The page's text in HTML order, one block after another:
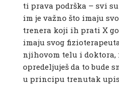
ti prava podrška – svi
im je važno što imaju
trenera koji ih prati X
imaju svog
njihovom telu i doktora,
opredeljuješ da to bude
u principu trenutak